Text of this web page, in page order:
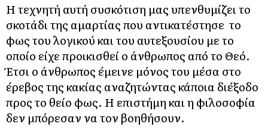
Η τεχνητή αυτή συσκότιση μας υπενθυμίζει το
σκοτάδι της αμαρτίας που αντικατέστησε το
φως του λογικού και του αυτεξουσίου με το
οποίο είχε προικισθεί ο άνθρωπος από το Θεό.
Έτσι ο άνθρωπος έμεινε μόνος του μέσα στο
έρεβος της κακίας αναζητώντας κάποια διέξοδο
προς το θείο φως. Η επιστήμη και η φιλοσοφία
δεν μπόρεσαν να τον βοηθήσουν.